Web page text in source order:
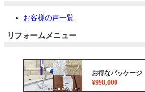
お客様の声一覧
リフォームメニュー
お得なパッケージ
¥998,000